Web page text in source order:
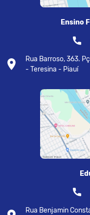
Ensino
Rua Barroso, 363.
- Teresina - Piauí
Rua Benjamin